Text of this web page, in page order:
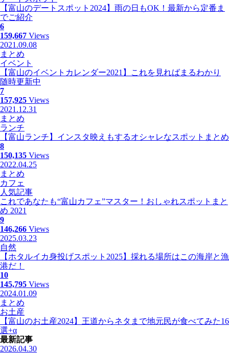
【富山のデートスポット2024】雨の日もOK！最新から定番ま
でご紹介
6
159,667 Views
2021.09.08
まとめ
イベント
【富山のイベントカレンダー2021】これを見ればまるわかり
随時更新中
7
157,925 Views
2021.12.31
まとめ
ランチ
【富山ランチ】インスタ映えもするオシャレなスポットまとめ
8
150,135 Views
2022.04.25
まとめ
カフェ
人気記事
これであなたも“富山カフェ”マスター！おしゃれスポットまと
め 2021
9
146,266 Views
2025.03.23
自然
【ホタルイカ身投げスポット2025】採れる場所はこの海岸と漁
港だ！
10
145,795 Views
2024.01.09
まとめ
お土産
【富山のお土産2024】王道からネタまで地元民が食べてみた16
選+α
最新記事
2026.04.30